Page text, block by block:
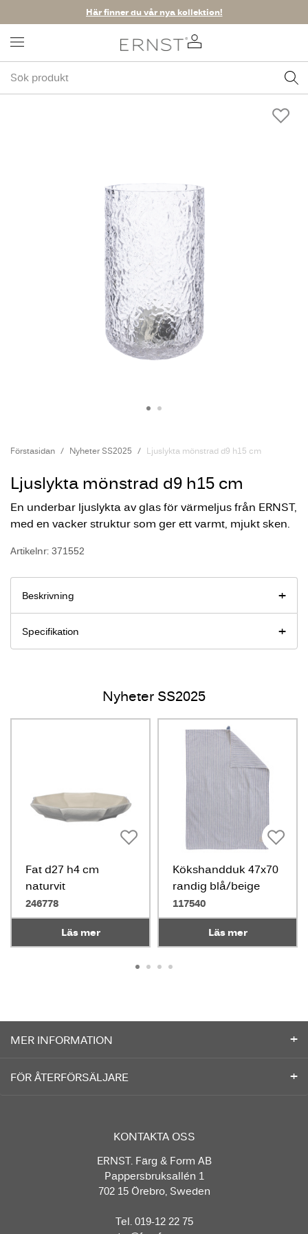
Här finner du vår nya kollektion!
Förstasidan Nyheter SS2025 Ljuslykta mönstrad d9 h15 cm
Ljuslykta mönstrad d9 h15 cm
En underbar ljuslykta av glas för värmeljus från ERNST,
med en vacker struktur som ger ett varmt, mjukt sken.
Artikelnr: 371552
Beskrivning
Specifikation
Nyheter SS2025
Fat d27 h4 cm
naturvit
246778
Läs mer
Kökshandduk 47x70
randig blå/beige
117540
Läs mer
MER INFORMATION
FÖR ÅTERFÖRSÄLJARE
KONTAKTA OSS
ERNST. Färg & Form AB
Pappersbruksallén 1
702 15 Örebro, Sweden
Tel. 019-12 22 75